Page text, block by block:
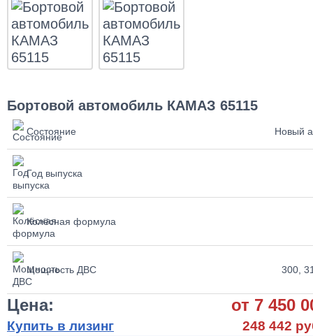
Бортовой автомобиль КАМАЗ 65115
Состояние Новый
Год выпуска
Колёсная формула
Мощность ДВС 300,
Цена: от 7 450
Купить в лизинг 248 442